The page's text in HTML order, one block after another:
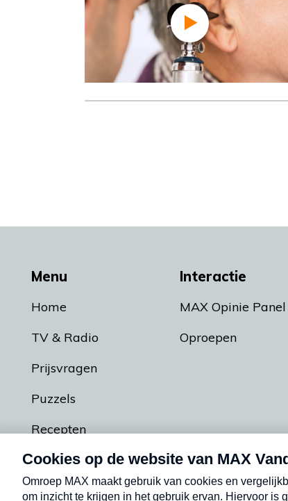
Menu
Home
TV & Radio
Prijsvragen
Puzzels
Recepten
Podcasts
Interactie
MAX Opinie Panel
Oproepen